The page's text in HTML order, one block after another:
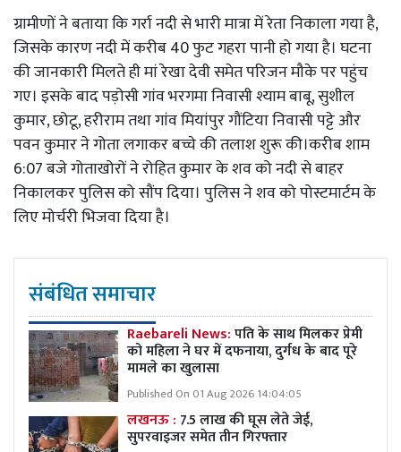
ग्रामीणों ने बताया कि गर्रा नदी से भारी मात्रा में रेता निकाला गया है,
जिसके कारण नदी में करीब 40 फुट गहरा पानी हो गया है। घटना
की जानकारी मिलते ही मां रेखा देवी समेत परिजन मौके पर पहुंच
गए। इसके बाद पड़ोसी गांव भरगमा निवासी श्याम बाबू, सुशील
कुमार, छोटू, हरीराम तथा गांव मियांपुर गौंटिया निवासी पट्टे और
पवन कुमार ने गोता लगाकर बच्चे की तलाश शुरू की।करीब शाम
6:07 बजे गोताखोरों ने रोहित कुमार के शव को नदी से बाहर
निकालकर पुलिस को सौंप दिया। पुलिस ने शव को पोस्टमार्टम के
लिए मोर्चरी भिजवा दिया है।
संबंधित समाचार
Raebareli News:पति के साथ मिलकर प्रेमी
को महिला ने घर में दफनाया, दुर्गध के बाद पूरे
मामले का खुलासा
Published On 01 Aug 2026 14:04:05
लखनऊ : 7.5 लाख की घूस लेते जेई,
सुपरवाइजर समेत तीन गिरफ्तार